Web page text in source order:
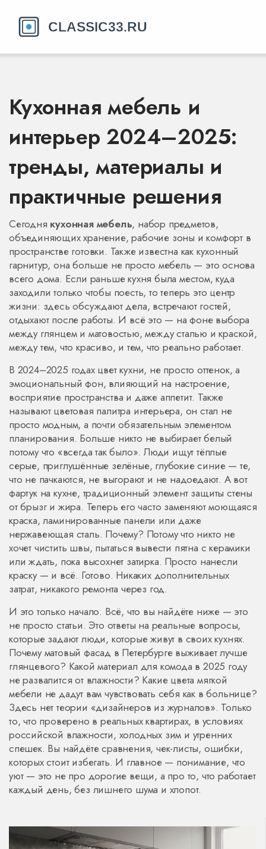
Кухонная мебель и
интерьер 2024–2025:
тренды, материалы и
практичные решения
Сегодня кухонная мебель, набор предметов,
объединяющих хранение, рабочие зоны и комфорт в
пространстве готовки. Также известна как кухонный
гарнитур, она больше не просто мебель — это основа
всего дома. Если раньше кухня была местом, куда
заходили только чтобы поесть, то теперь это центр
жизни: здесь обсуждают дела, встречают гостей,
отдыхают после работы. И всё это — на фоне выбора
между глянцем и матовостью, между сталью и краской,
между тем, что красиво, и тем, что реально работает.
В 2024–2025 годах цвет кухни, не просто оттенок, а
эмоциональный фон, влияющий на настроение,
восприятие пространства и даже аппетит. Также
называют цветовая палитра интерьера, он стал не
просто модным, а почти обязательным элементом
планирования. Больше никто не выбирает белый
потому что «всегда так было». Люди ищут тёплые
серые, приглушённые зелёные, глубокие синие — те,
что не пачкаются, не выгорают и не надоедают. А вот
фартук на кухне, традиционный элемент защиты стены
от брызг и жира. Теперь его часто заменяютмоющаяся
краска,ламинированные панели или даже
нержавеющая сталь. Почему? Потому что никто не
хочет чистить швы, пытаться вывести пятна с керамики
или ждать, пока высохнет затирка. Просто нанесли
краску — и всё. Готово. Никаких дополнительных
затрат, никакого ремонта через год.
И это только начало. Всё, что вы найдёте ниже — это
не просто статьи. Это ответы на реальные вопросы,
которые задают люди, которые живут в своих кухнях.
Почему матовый фасад в Петербурге выживает лучше
глянцевого? Какой материал для комода в 2025 году
не развалится от влажности? Какие цвета мягкой
мебели не дадут вам чувствовать себя как в больнице?
Здесь нет теории «дизайнеров из журналов». Только
то, что проверено в реальных квартирах, в условиях
российской влажности, холодных зим и утренних
спешек. Вы найдёте сравнения, чек-листы, ошибки,
которых стоит избегать. И главное — понимание, что
уют — это не про дорогие вещи, а про то, что работает
каждый день, без лишнего шума и хлопот.